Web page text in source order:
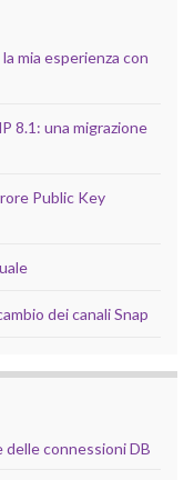
mia esperienza con
8.1: una migrazione
Public Key
dei canali Snap
connessioni DB